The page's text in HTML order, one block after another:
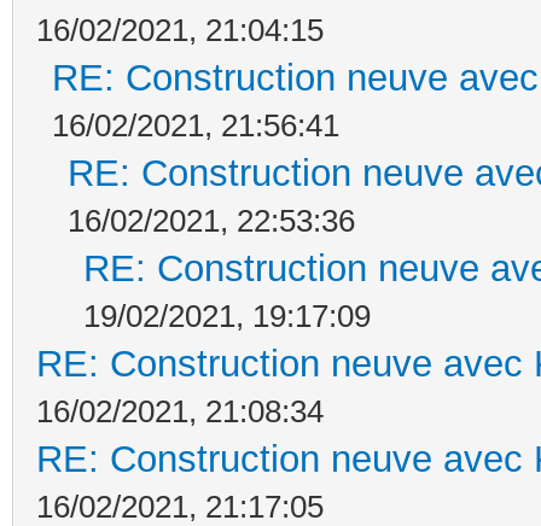
16/02/2021, 21:04:15
RE: Construction neuve
16/02/2021, 21:56:41
RE: Construction neuve
16/02/2021, 22:53:36
RE: Construction neuve
19/02/2021, 19:17:09
RE: Construction neuve avec
16/02/2021, 21:08:34
RE: Construction neuve avec
16/02/2021, 21:17:05